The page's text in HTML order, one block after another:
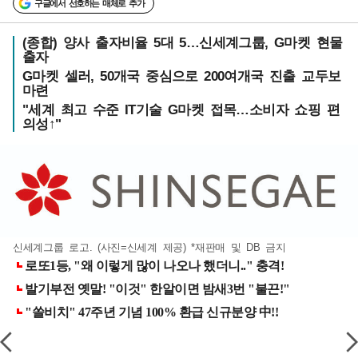
구글에서 선호하는 매체로 추가
(종합) 양사 출자비율 5대 5…신세계그룹, G마켓 현물
출자
G마켓 셀러, 50개국 중심으로 200여개국 진출 교두보
마련
"세계 최고 수준 IT기술 G마켓 접목…소비자 쇼핑 편
의성↑"
신세계그룹 로고. (사진=신세계 제공) *재판매 및 DB 금지